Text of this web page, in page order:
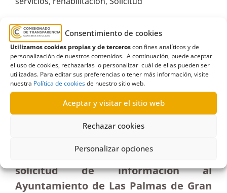
Consentimiento de cookies
Utilizamos cookies propias y de terceroscon fines analíticos y de
personalización de nuestros contenidos. A continuación, puede aceptar
el uso de cookies, rechazarlas o personalizar cuál de ellas pueden ser
utilizadas. Para editar sus preferencias o tener más información, visite
nuestra Política de cookiesde nuestro sitio web.
Aceptar y visitar el sitio web
Rechazar cookies
Personalizar opciones
R118/2021
11/06/2021
Solicitud al Ayuntamiento de Las Palmas de Gran
Canaria relativa a los contratos de nulidad en
Servicios Sociales| Terminación
Resolución de terminación sobre
solicitud de información al
Ayuntamiento de Las Palmas de Gran